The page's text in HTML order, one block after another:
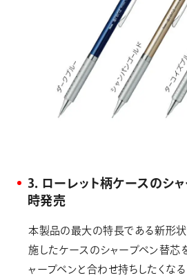
3．ローレット柄ケースのシ
時発売
本製品の最大の特長である新形状
施したケースのシャープペン替芯
ャープペンと合わせ持ちしたくなる